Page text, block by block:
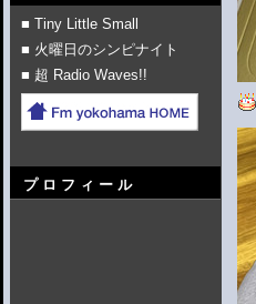
■ Tiny Little Small
■ 火曜日のシンピナイト
■ 超 Radio Waves!!
プロフィール